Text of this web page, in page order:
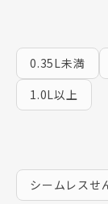
0.35L未満
1.0L以上
シームレスせ